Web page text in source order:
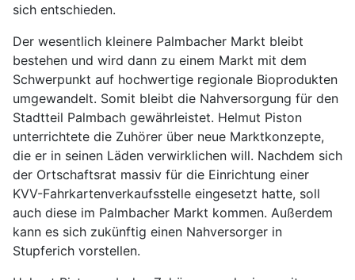
sich entschieden.
Der wesentlich kleinere Palmbacher Markt bleibt
bestehen und wird dann zu einem Markt mit dem
Schwerpunkt auf hochwertige regionale Bioprodukten
umgewandelt. Somit bleibt die Nahversorgung für den
Stadtteil Palmbach gewährleistet. Helmut Piston
unterrichtete die Zuhörer über neue Marktkonzepte,
die er in seinen Läden verwirklichen will. Nachdem sich
der Ortschaftsrat massiv für die Einrichtung einer
KVV-Fahrkartenverkaufsstelle eingesetzt hatte, soll
auch diese im Palmbacher Markt kommen. Außerdem
kann es sich zukünftig einen Nahversorger in
Stupferich vorstellen.